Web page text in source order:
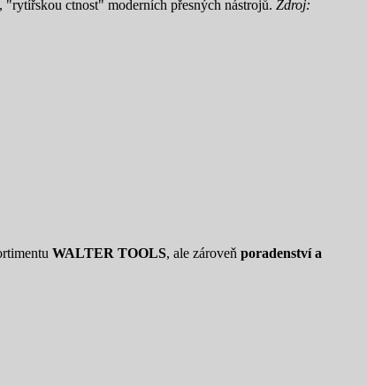
ctnost" moderních přesných nástrojů. Zdroj:
WALTER TOOLS, ale zároveň poradenství a